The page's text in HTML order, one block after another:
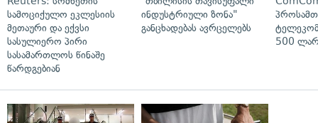
სამოციქულო ეკლესიის
მეთაური და ექვსი
სასულიერო პირი
სასამართლოს წინაშე
წარდგებიან
ინდუსტრიული ზონა"
განცხადებას ავრცელებს
500